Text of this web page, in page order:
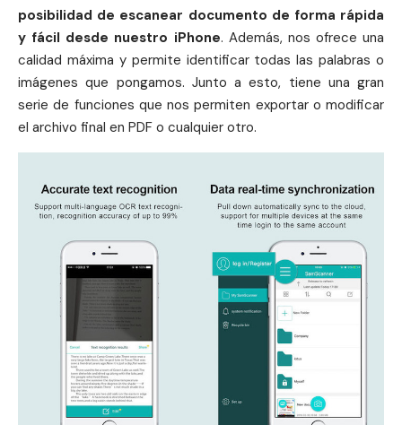
posibilidad de escanear documento de forma rápida
y fácil desde nuestro iPhone. Además, nos ofrece una
calidad máxima y permite identificar todas las palabras o
imágenes que pongamos. Junto a esto, tiene una gran
serie de funciones que nos permiten exportar o modificar
el archivo final en PDF o cualquier otro.